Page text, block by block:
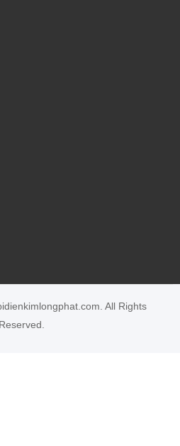
All Rights
Reserved.